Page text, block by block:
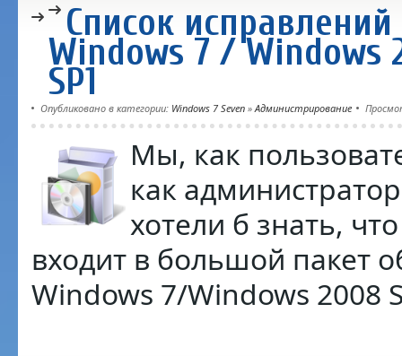
Список
Windows 7 / Windows
SP1
Опубликовано в категории: Windows 7 Seven »Администрирование
Мы, как
как
хотели б знать,
входит в большой пакет
Windows 7/Windows 2008